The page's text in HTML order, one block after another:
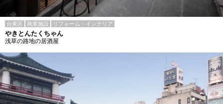
台東区 商業施設 リフォーム・インテリア
やきとんたくちゃん
浅草の路地の居酒屋